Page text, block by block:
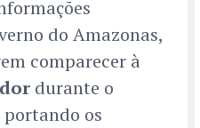
do Amazonas,
comparecer à
durante o
os